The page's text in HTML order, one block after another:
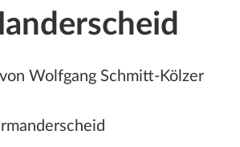
Aktuelles
und Land
Wolfgang Schmitt-Kölzer